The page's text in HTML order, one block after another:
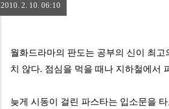
2010. 2. 10. 06:10
월화드라마의 판도는 공부의 신이 최
치 않다. 점심을 먹을 때나 지하철에서
늦게 시동이 걸린 파스타는 입소문을